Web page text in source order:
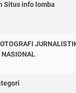
Situs info lomba